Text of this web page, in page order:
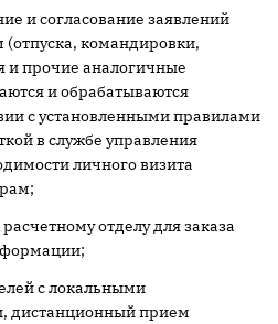
и согласование заявлений
командировки,
прочие аналогичные
и обрабатываются
с установленными правилами
в службе управления
личного визита
отделу для заказа
с локальными
дистанционный прием